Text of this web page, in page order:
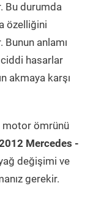
Bu durumda
özelliğini
anlamı
hasarlar
akmaya karşı
motor ömrünü
Mercedes -
değişimi ve
gerekir.